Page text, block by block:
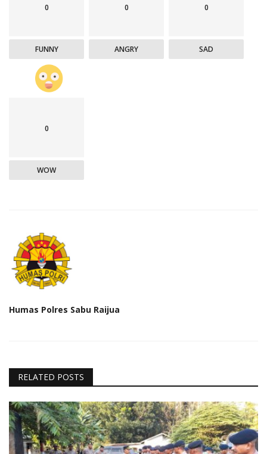
0
FUNNY
0
ANGRY
0
SAD
0
WOW
Humas Polres Sabu Raijua
RELATED POSTS